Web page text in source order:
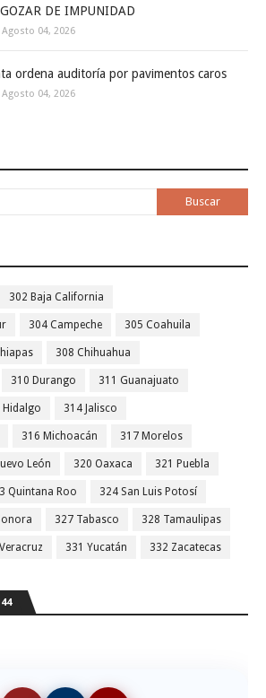
DE IMPUNIDAD
04, 2026
ordena auditoría por pavimentos caros
04, 2026
302 Baja California
304 Campeche 305 Coahuila
308 Chihuahua
310 Durango 311 Guanajuato
Hidalgo 314 Jalisco
316 Michoacán 317 Morelos
León 320 Oaxaca 321 Puebla
Quintana Roo 324 San Luis Potosí
327 Tabasco 328 Tamaulipas
331 Yucatán 332 Zacatecas